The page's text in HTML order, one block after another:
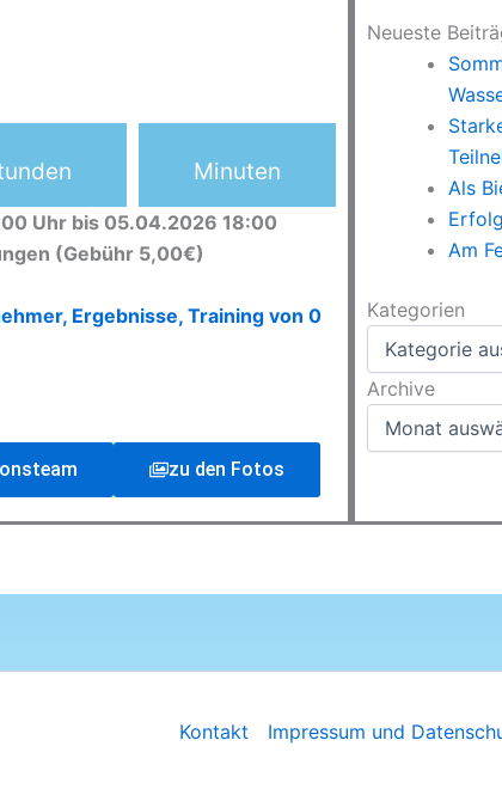
Minuten
Uhr bis 05.04.2026 18:00
(Gebühr 5,00€)
Ergebnisse, Training von 0
zu den Fotos
Neueste
Als
Am
Kategorien
Kategorien
Archive
Archive
Kontakt Impressum und